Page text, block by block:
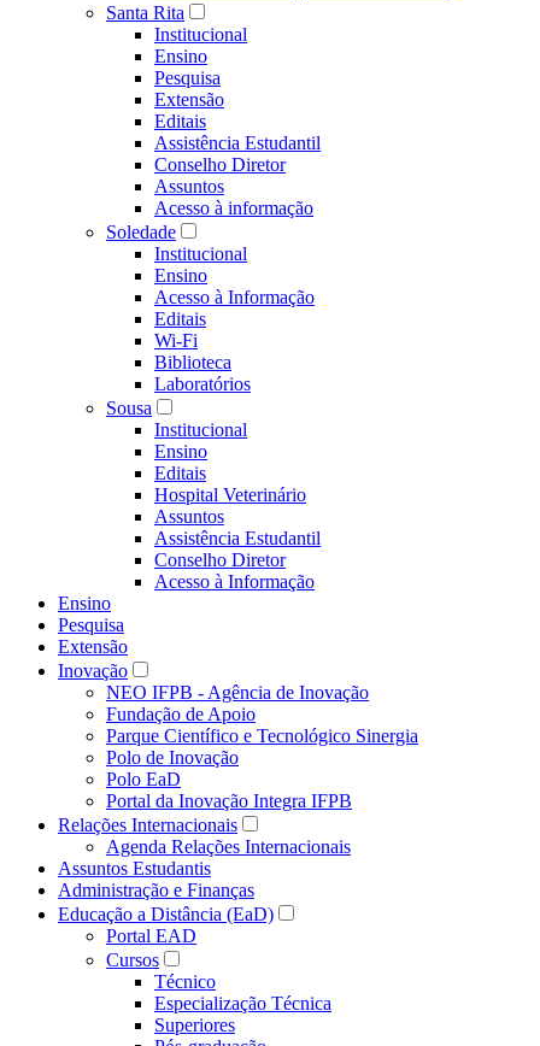
Santa Rita
Institucional
Ensino
Pesquisa
Extensão
Editais
Assistência Estudantil
Conselho Diretor
Assuntos
Acesso à informação
Soledade
Institucional
Ensino
Acesso à Informação
Editais
Wi-Fi
Biblioteca
Laboratórios
Sousa
Institucional
Ensino
Editais
Hospital Veterinário
Assuntos
Assistência Estudantil
Conselho Diretor
Acesso à Informação
Ensino
Pesquisa
Extensão
Inovação
NEO IFPB - Agência de Inovação
Fundação de Apoio
Parque Científico e Tecnológico Sinergia
Polo de Inovação
Polo EaD
Portal da Inovação Integra IFPB
Relações Internacionais
Agenda Relações Internacionais
Assuntos Estudantis
Administração e Finanças
Educação a Distância (EaD)
Portal EAD
Cursos
Técnico
Especialização Técnica
Superiores